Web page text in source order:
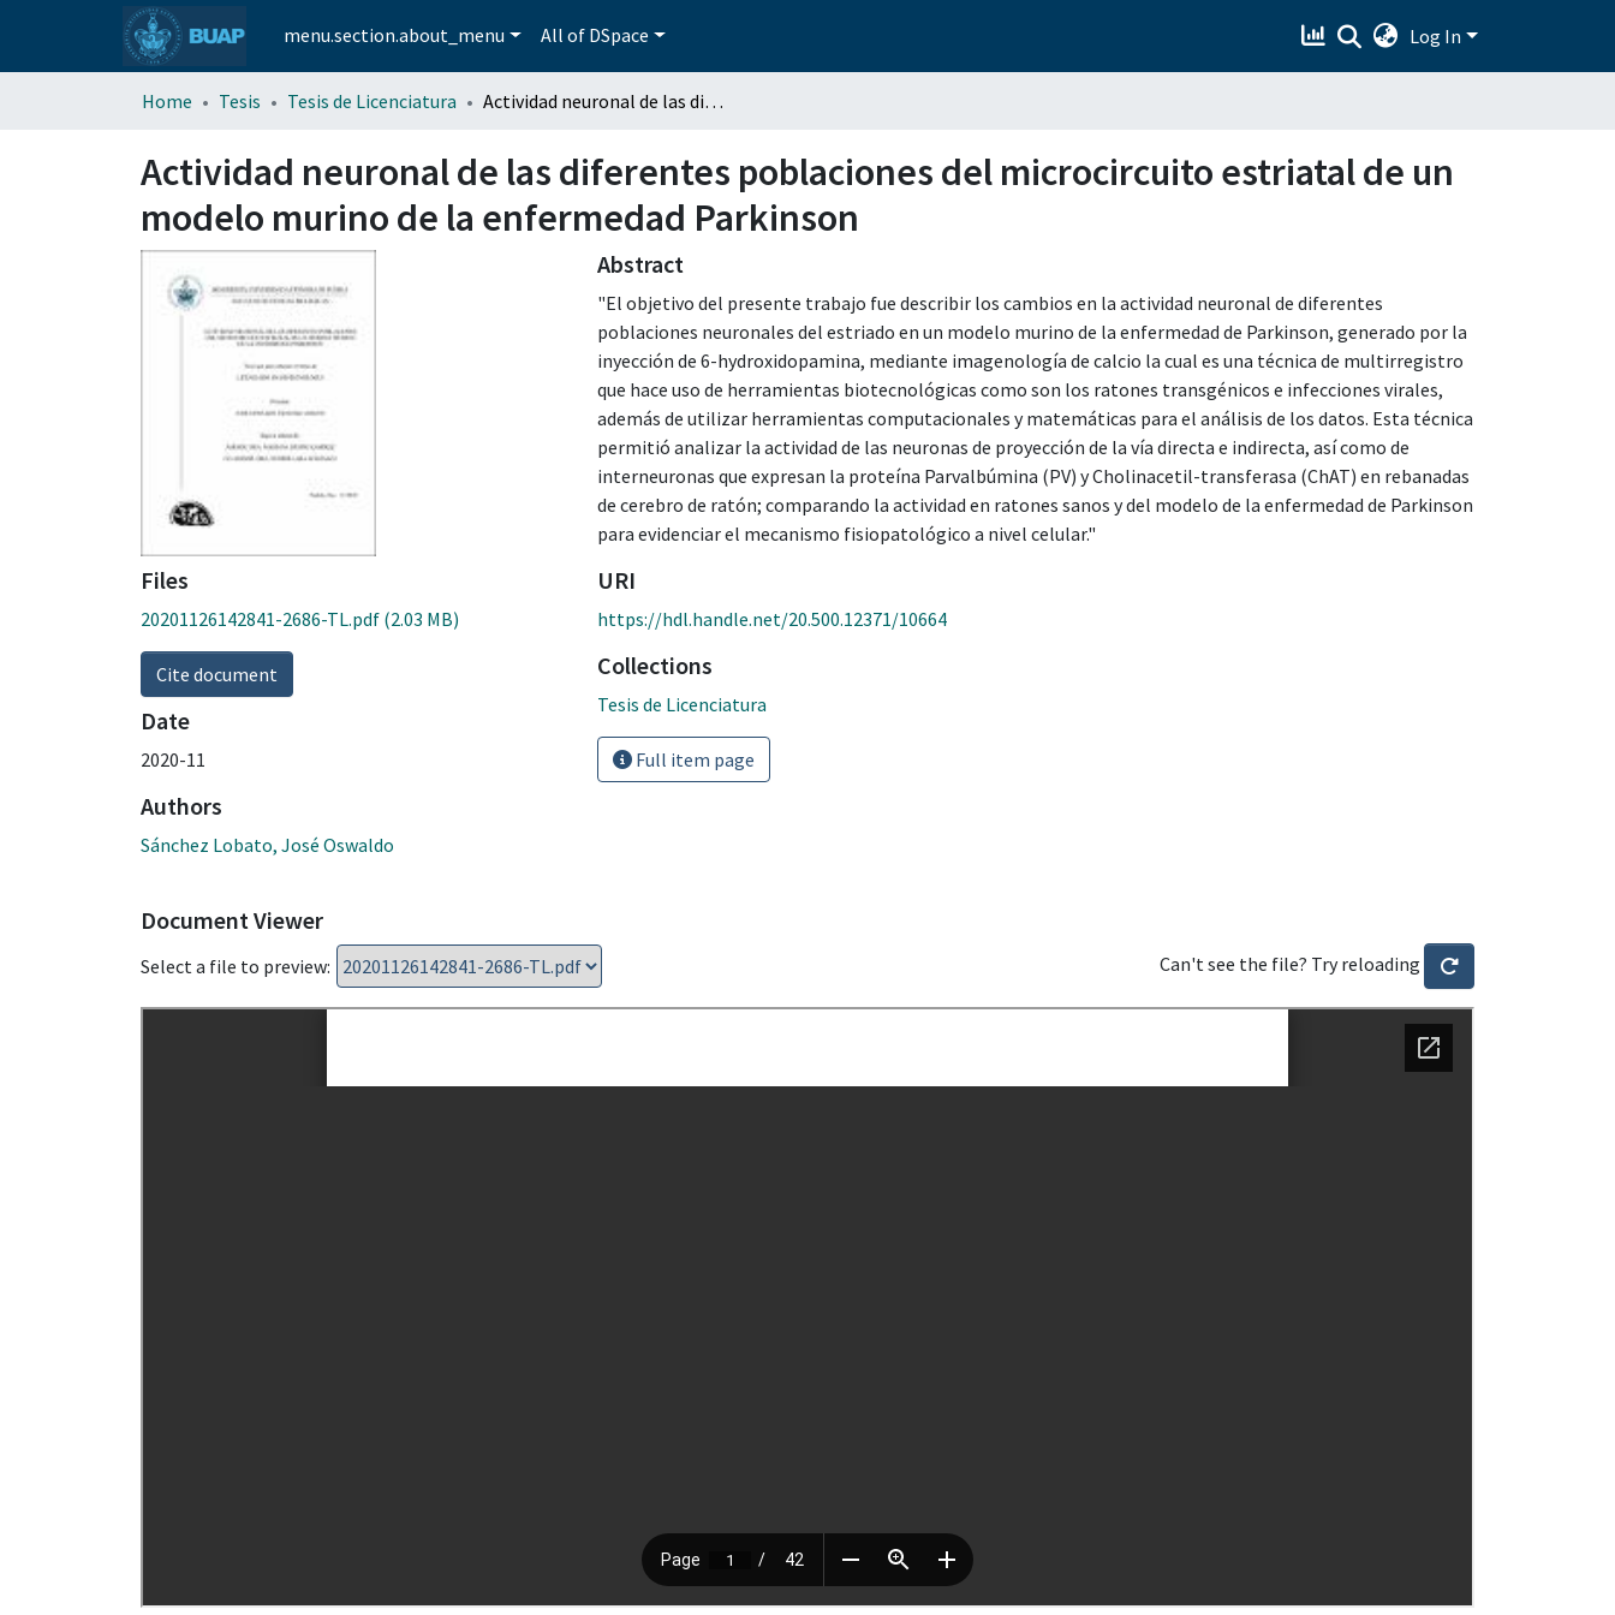
menu.section.about_menu All of DSpace Log In
Home Tesis Tesis de Licenciatura Actividad neuronal de las diferentes poblaciones del microcircuito estriatal de un modelo murino de la enfermedad Parkinson
Actividad neuronal de las diferentes poblaciones del microcircuito estriatal de un
modelo murino de la enfermedad Parkinson
Files
20201126142841-2686-TL.pdf (2.03 MB)
Cite document
Date
2020-11
Authors
Sánchez Lobato, José Oswaldo
Abstract
"El objetivo del presente trabajo fue describir los cambios en la actividad neuronal de diferentes
poblaciones neuronales del estriado en un modelo murino de la enfermedad de Parkinson, generado por la
inyección de 6-hydroxidopamina, mediante imagenología de calcio la cual es una técnica de multirregistro
que hace uso de herramientas biotecnológicas como son los ratones transgénicos e infecciones virales,
además de utilizar herramientas computacionales y matemáticas para el análisis de los datos. Esta técnica
permitió analizar la actividad de las neuronas de proyección de la vía directa e indirecta, así como de
interneuronas que expresan la proteína Parvalbúmina (PV) y Cholinacetil-transferasa (ChAT) en rebanadas
de cerebro de ratón; comparando la actividad en ratones sanos y del modelo de la enfermedad de Parkinson
para evidenciar el mecanismo fisiopatológico a nivel celular."
URI
https://hdl.handle.net/20.500.12371/10664
Collections
Tesis de Licenciatura
Full item page
Document Viewer
Select a file to preview: Can't see the file? Try reloading